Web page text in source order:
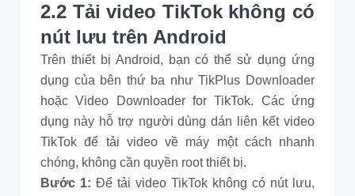
2.2 Tải video TikTok không có
nút lưu trên Android
Trên thiết bị Android, bạn có thể sử dụng ứng
dụng của bên thứ ba như TikPlus Downloader
hoặc Video Downloader for TikTok. Các ứng
dụng này hỗ trợ người dùng dán liên kết video
TikTok để tải video về máy một cách nhanh
chóng, không cần quyền root thiết bị.
Bước 1: Để tải video TikTok không có nút lưu,